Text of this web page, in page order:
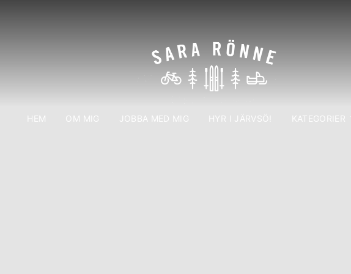
HEM OM MIG JOBBA MED MIG HYR I JÄRVSÖ! KATEGORIER